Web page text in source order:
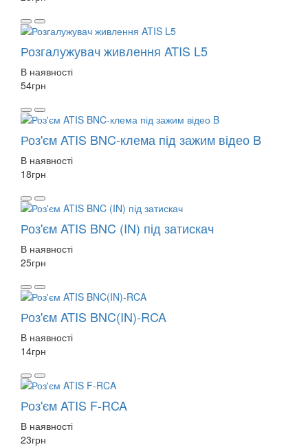
Розгалужувач живлення ATIS L5
В наявності
54грн
Роз'єм ATIS BNC-клема під зажим відео B
В наявності
18грн
Роз'єм ATIS BNC (IN) під затискач
В наявності
25грн
Роз'єм ATIS BNC(IN)-RCA
В наявності
14грн
Роз'єм ATIS F-RCA
В наявності
23грн